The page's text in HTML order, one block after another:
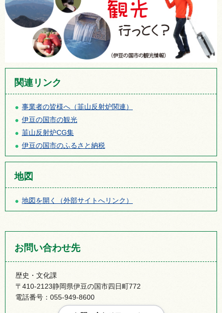
関連リンク
事業者の皆様へ（韮山反射炉関連）
伊豆の国市の観光
韮山反射炉CG集
伊豆の国市のふるさと納税
地図
地図を開く（外部サイトへリンク）
お問い合わせ先
歴史・文化課
〒410-2123静岡県伊豆の国市四日町772
電話番号：055-949-8600